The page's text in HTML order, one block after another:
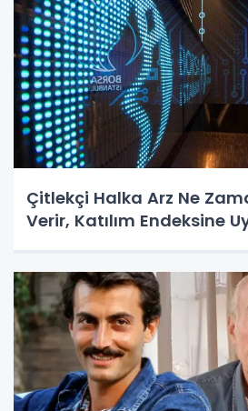
Çitlekçi Halka Arz Ne
Verir, Katılım Endeksine